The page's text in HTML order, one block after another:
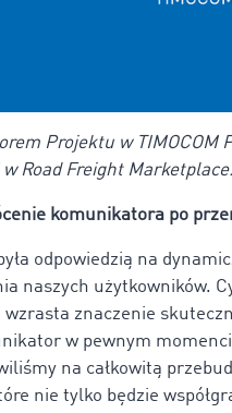
Projektu w TIMOCOM
Road Freight Marketplace.
komunikatora po
odpowiedzią na
naszych użytkowników.
znaczenie
w pewnym
na całkowitą
nie tylko będzie